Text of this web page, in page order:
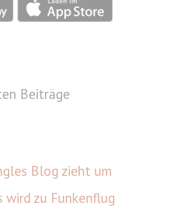
Beiträge
Blog zieht um
wird zu Funkenflug